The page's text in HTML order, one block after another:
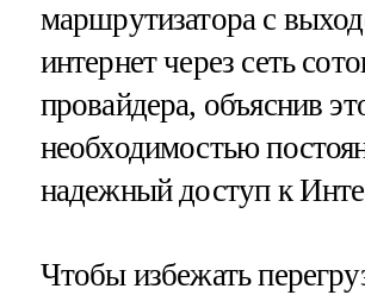
маршрутизатора с
интернет через сеть
провайдера, объяснив
необходимостью
надежный доступ к
Чтобы избежать